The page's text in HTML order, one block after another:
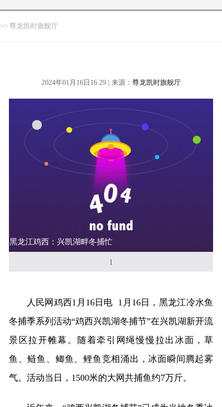
>> 尊龙凯时旗舰厅
2024年01月16日16:29 | 来源： 尊龙凯时旗舰厅
黑龙江鸡西：兴凯湖畔冬捕忙
1
人民网鸡西1月16日电 1月16日，黑龙江冷水鱼
冬捕季系列活动“鸡西兴凯湖冬捕节”在兴凯湖新开流
景区拉开帷幕。随着牵引网绳慢慢拉出冰面，草
鱼、鲢鱼、鲫鱼、鲤鱼竞相涌出，冰面瞬间腾起雾
气。活动当日，1500米的大网共捕鱼约7万斤。